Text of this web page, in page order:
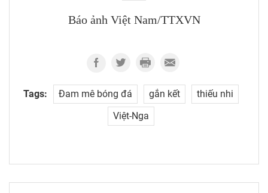
Báo ảnh Việt Nam/TTXVN
Tags: Đam mê bóng đá gắn kết
thiếu nhi
Việt-Nga